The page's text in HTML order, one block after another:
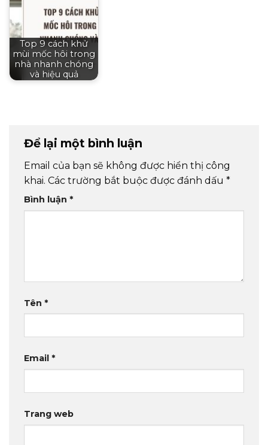
Top 9 cách khử
mùi mốc hôi trong
nhà nhanh chóng
và hiệu quả
Để lại một bình luận
Email của bạn sẽ không được hiển thị công
khai. Các trường bắt buộc được đánh dấu *
Bình luận *
Tên *
Email *
Trang web